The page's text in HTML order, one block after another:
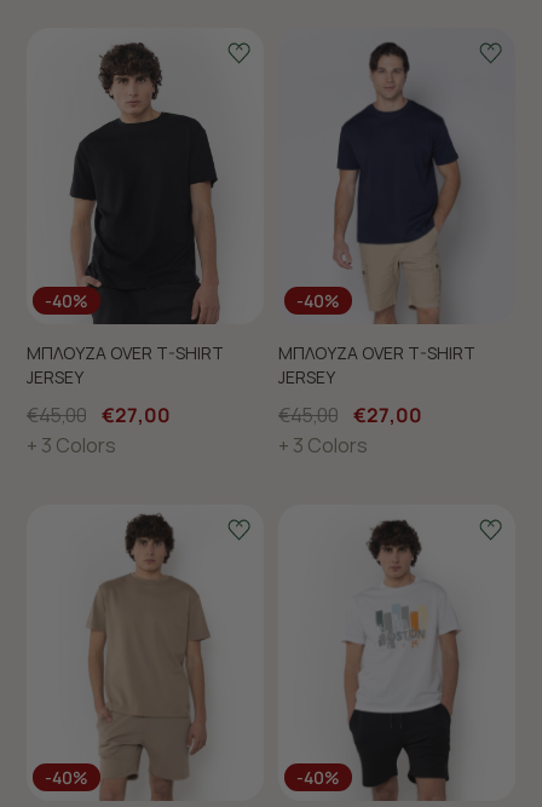
-40%
ΜΠΛΟΥΖΑ OVER T-SHIRT
JERSEY
€45,00 €27,00
+ 3 Colors
-40%
ΜΠΛΟΥΖΑ OVER T-SHIRT
JERSEY
€45,00 €27,00
+ 3 Colors
-40% -40%